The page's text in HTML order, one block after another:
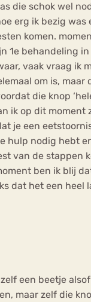
die schok wel
erg ik bezig was
komen.
1e behandeling
vaak vraag ik
om is, maar
die knop
ik op dit moment
je een
hulp nodig hebt
van de stappen
ben ik blij
dat het een heel
een beetje
maar zelf die